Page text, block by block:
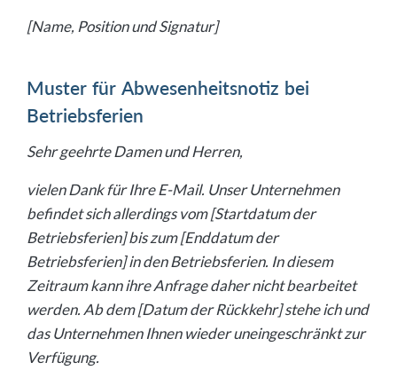
[Name, Position und Signatur]
Muster für Abwesenheitsnotiz bei
Betriebsferien
Sehr geehrte Damen und Herren,
vielen Dank für Ihre E-Mail. Unser Unternehmen
befindet sich allerdings vom [Startdatum der
Betriebsferien] bis zum [Enddatum der
Betriebsferien] in den Betriebsferien. In diesem
Zeitraum kann ihre Anfrage daher nicht bearbeitet
werden. Ab dem [Datum der Rückkehr] stehe ich und
das Unternehmen Ihnen wieder uneingeschränkt zur
Verfügung.